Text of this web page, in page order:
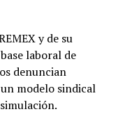
y de su
laboral de
denuncian
modelo sindical